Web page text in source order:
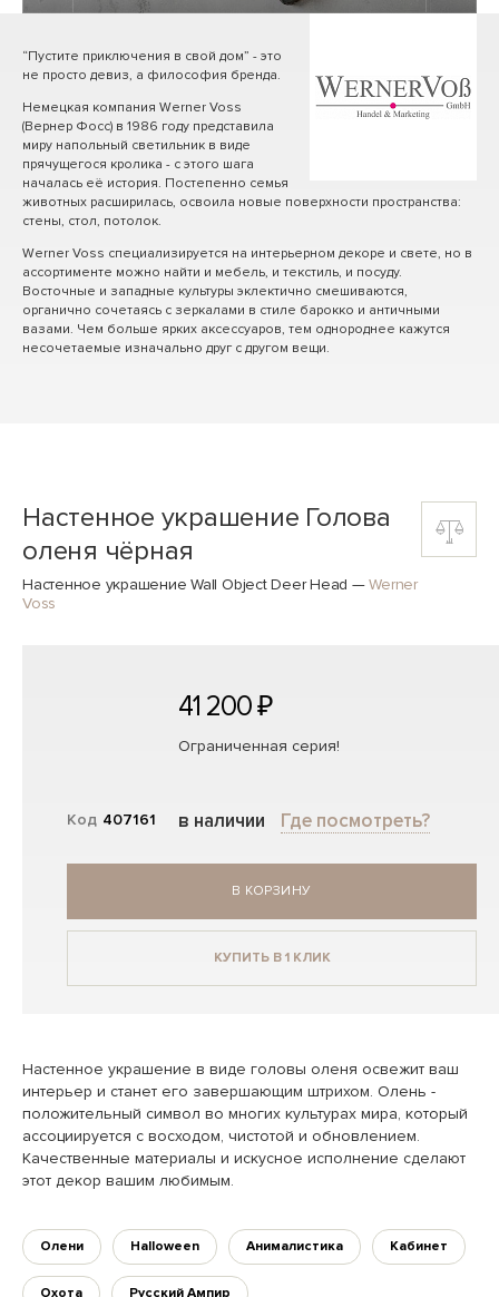
“Пустите приключения в свой дом” - это
не просто девиз, а философия бренда.
Немецкая компания Werner Voss
(Вернер Фосс) в 1986 году представила
миру напольный светильник в виде
прячущегося кролика - с этого шага
началась её история. Постепенно семья
животных расширилась, освоила новые поверхности пространства:
стены, стол, потолок.
Werner Voss специализируется на интерьерном декоре и свете, но в
ассортименте можно найти и мебель, и текстиль, и посуду.
Восточные и западные культуры эклектично смешиваются,
органично сочетаясь с зеркалами в стиле барокко и античными
вазами. Чем больше ярких аксессуаров, тем однороднее кажутся
несочетаемые изначально друг с другом вещи.
Настенное украшение Голова
оленя чёрная
Настенное украшение Wall Object Deer Head —Werner
Voss
Код 407161
41 200 ₽
Ограниченная серия!
в наличии Где посмотреть?
В КОРЗИНУ
КУПИТЬ В 1 КЛИК
Настенное украшение в виде головы оленя освежит ваш
интерьер и станет его завершающим штрихом. Олень -
положительный символ во многих культурах мира, который
ассоциируется с восходом, чистотой и обновлением.
Качественные материалы и искусное исполнение сделают
этот декор вашим любимым.
Олени Halloween Анималистика Кабинет
Охота Русский Ампир